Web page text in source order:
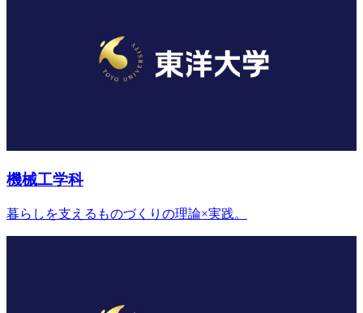
機械工学科
暮らしを支えるものづくりの理論×実践。